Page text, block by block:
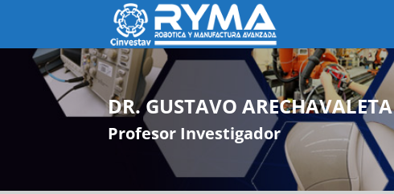
DR. GUSTAVO ARECHAVALETA
Profesor Investigador